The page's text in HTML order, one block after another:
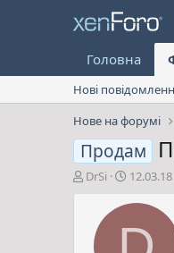
Головна
Нові
Нове на форумі
Продам
А
DrSi
Д
т
12.03.18